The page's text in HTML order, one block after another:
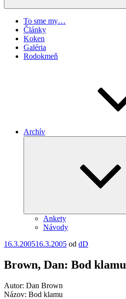
To sme my…
Články
Koken
Galéria
Rodokmeň
Archív
Ankety
Návody
Publikované
16.3.200516.3.2005 od dD
Brown, Dan: Bod klamu
Autor: Dan Brown
Názov: Bod klamu